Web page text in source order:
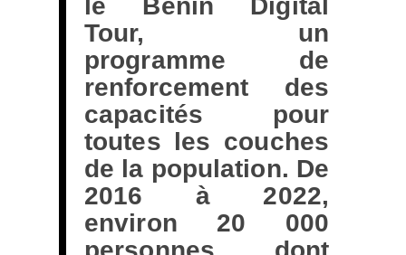
Tour, un
programme de
renforcement des
capacités pour
toutes les couches
de la population. De
2016 à 2022,
environ 20 000